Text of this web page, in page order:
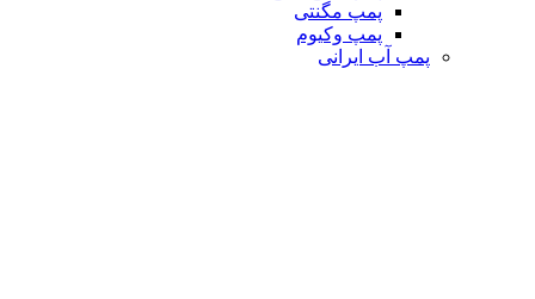
پمپ مگنتی
پمپ وکیوم
پمپ آب ایرانی